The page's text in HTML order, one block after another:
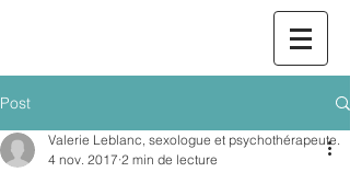
Post
Valerie Leblanc, sexologue et psychothérapeute.
4 nov. 2017 2 min de lecture